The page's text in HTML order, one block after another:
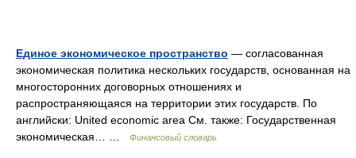
Единое экономическое пространство — согласованная
экономическая политика нескольких государств, основанная на
многосторонних договорных отношениях и
распространяющаяся на территории этих государств. По
английски: United economic area См. также: Государственная
экономическая… …
Финансовый словарь